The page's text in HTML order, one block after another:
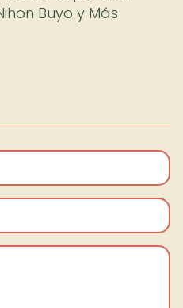
Buyo y Más